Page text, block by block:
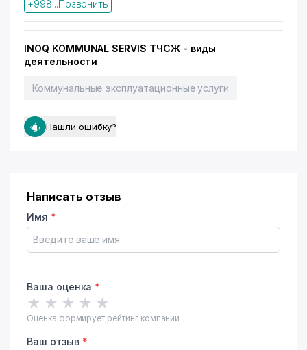
+998...Позвонить
INOQ KOMMUNAL SERVIS ТЧСЖ - виды
деятельности
Коммунальные эксплуатационные услуги
Нашли ошибку?
Написать отзыв
Имя *
Ваша оценка *
★ ★ ★ ★ ★
Оценка формирует рейтинг компании
Ваш отзыв *